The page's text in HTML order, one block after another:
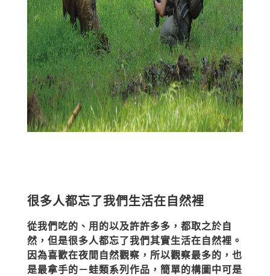
很多人都忘了我們生活在自然裡
從我們吃的、用的以及許許多多，都取之於自
然，但是很多人都忘了我們其實生活在自然裡。
因為喜歡在夜間自然觀察，所以觀察最多的，也
是最拿手的－蛙類系列作品，簡單的構圖中可是